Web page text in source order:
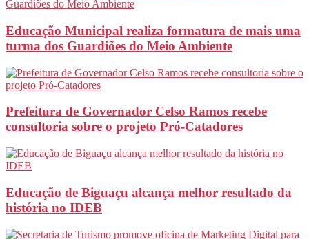
Educação Municipal realiza formatura de mais uma
turma dos Guardiões do Meio Ambiente
Prefeitura de Governador Celso Ramos recebe
consultoria sobre o projeto Pró-Catadores
Educação de Biguaçu alcança melhor resultado da
história no IDEB